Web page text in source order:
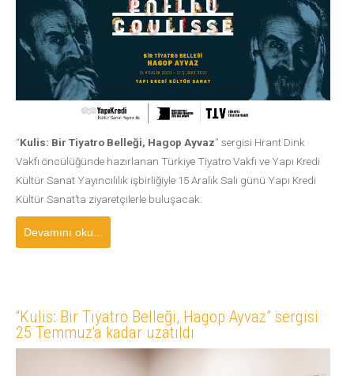
“Kulis: Bir Tiyatro Belleği, Hagop Ayvaz” sergisi Hrant Dink
Vakfı öncülüğünde hazırlanan Türkiye Tiyatro Vakfı ve Yapı Kredi
Kültür Sanat Yayıncılılık işbirliğiyle 15 Aralık Salı günü Yapı Kredi
Kültür Sanat’ta ziyaretçilerle buluşacak.
Devamını oku...
“Kulis: Bir Tiyatro Belleği, Hagop Ayvaz” sergisi
25 Temmuz'a kadar uzatıldı